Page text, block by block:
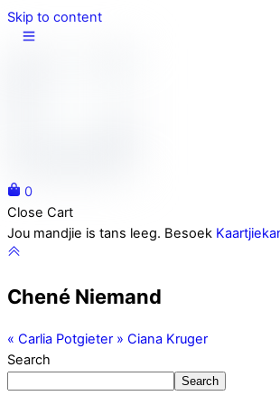
Skip to content
0
Close Cart
Jou mandjie is tans leeg. Besoek
Chené Niemand
« Carlia Potgieter » Ciana Kruger
Search
Search